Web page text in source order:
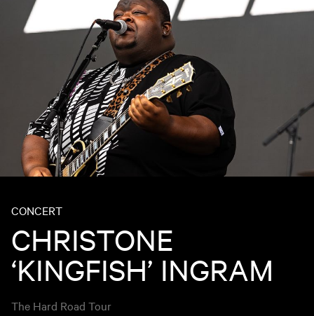
CONCERT
CHRISTONE
‘KINGFISH’ INGRAM
The Hard Road Tour